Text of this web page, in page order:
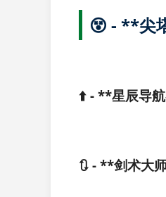
😵 - **尖
⬆️ - **星辰导
🔃 - **剑术大